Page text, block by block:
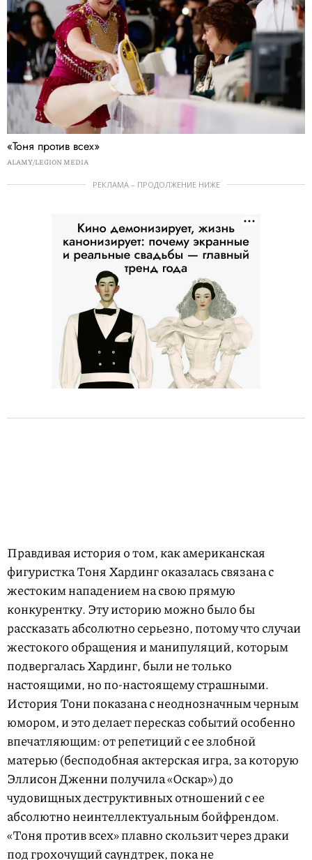
«Тоня против всех»
ALAMY/LEGION MEDIA
РЕКЛАМА – ПРОДОЛЖЕНИЕ НИЖЕ
Правдивая история о том, как американская
фигуристка Тоня Хардинг оказалась связана с
жестоким нападением на свою прямую
конкурентку. Эту историю можно было бы
рассказать абсолютно серьезно, потому что случаи
жестокого обращения и манипуляций, которым
подвергалась Хардинг, были не только
настоящими, но по-настоящему страшными.
История Тони показана с неоднозначным черным
юмором, и это делает пересказ событий особенно
впечатляющим: от репетиций с ее злобной
матерью (бесподобная актерская игра, за которую
Эллисон Дженни получила «Оскар») до
чудовищных деструктивных отношений с ее
абсолютно неинтеллектуальным бойфрендом.
«Тоня против всех» плавно скользит через драки
под грохочущий саундтрек, пока не